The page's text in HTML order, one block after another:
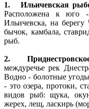
1. Ильичевская
Расположена к юго
Ильичевска, на
бычок, камбала,
рыб.
2.
междуречье рек
Водно - болотные
- это озера, протоки,
видов рыб: щука,
жерех, лещ, ласкирь